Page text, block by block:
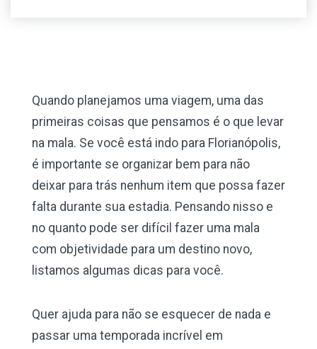
Quando planejamos uma viagem, uma das
primeiras coisas que pensamos é o que levar
na mala. Se você está indo para Florianópolis,
é importante se organizar bem para não
deixar para trás nenhum item que possa fazer
falta durante sua estadia. Pensando nisso e
no quanto pode ser difícil fazer uma mala
com objetividade para um destino novo,
listamos algumas dicas para você.
Quer ajuda para não se esquecer de nada e
passar uma temporada incrível em